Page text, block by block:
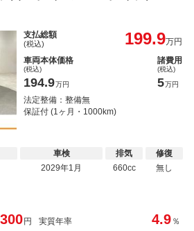
支払総額
(税込) 199.9万円
車両本体価格
(税込)
194.9万円
諸費用
(税込)
5万円
法定整備：整備無
保証付 (1ヶ月・1000km)
車検
2029年1月
排気
660cc
修復
無し
円 実質年率 4.9 ％